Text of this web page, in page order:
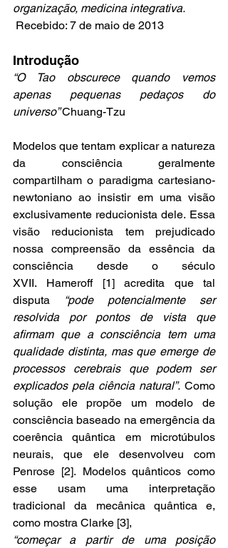
organização, medicina integrativa.
Recebido: 7 de maio de 2013
Introdução
“O Tao obscurece quando vemos
apenas pequenas pedaços do
universo” Chuang-Tzu
Modelos que tentam explicar a natureza
da consciência geralmente
compartilham o paradigma cartesiano-
newtoniano ao insistir em uma visão
exclusivamente reducionista dele. Essa
visão reducionista tem prejudicado
nossa compreensão da essência da
consciência desde o século
XVII. Hameroff [1] acredita que tal
disputa
“pode potencialmente ser
resolvida por pontos de vista que
afirmam que a consciência tem uma
qualidade distinta, mas que emerge de
processos cerebrais que podem ser
explicados pela ciência natural”. Como
solução ele propõe um modelo de
consciência baseado na emergência da
coerência quântica em microtúbulos
neurais, que ele desenvolveu com
Penrose [2]. Modelos quânticos como
esse usam uma interpretação
tradicional da mecânica quântica e,
como mostra Clarke [3],
“começar a partir de uma posição